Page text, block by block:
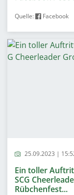
Quelle: Facebook
25.09.2023 |
Ein toller
SCG
Rübchenfest...